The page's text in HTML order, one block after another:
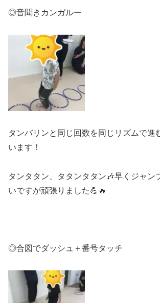
◎音聞きカンガルー
タンバリンと同じ回数を同じリズムで進
います！
タンタタン、タタンタタン🎶早くジャン
いですが頑張りました💪🔥
◎合図でダッシュ＋番号タッチ